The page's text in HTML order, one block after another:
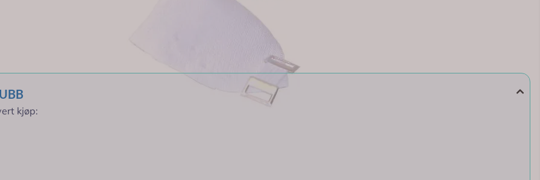
kjøp:
kompresjoner, støtte, avlastning og alle typer fiksering.